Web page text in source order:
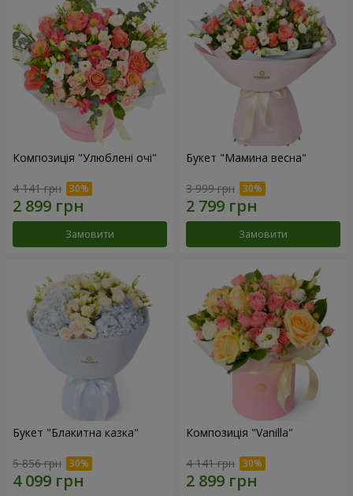
Композиція "Улюблені очі"
4 141 грн
Замовити
Букет "Мамина весна"
3 999 грн
Замовити
Букет "Блакитна казка"
5 856 грн
Композиція "Vanilla"
4 141 грн